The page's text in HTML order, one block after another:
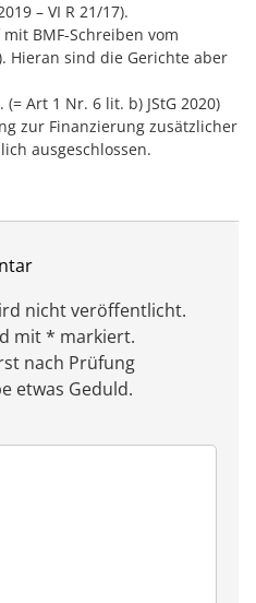
– VI R 21/17).
BMF-Schreiben vom
Hieran sind die Gerichte aber
(= Art 1 Nr. 6 lit. b) JStG 2020)
zur Finanzierung zusätzlicher
ausgeschlossen.
nicht veröffentlicht.
mit * markiert.
nach Prüfung
etwas Geduld.